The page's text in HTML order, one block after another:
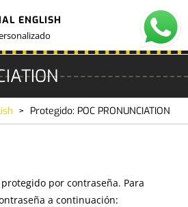
ENGLISH
> Protegido: POC PRONUNCIATION
por contraseña. Para
a continuación: